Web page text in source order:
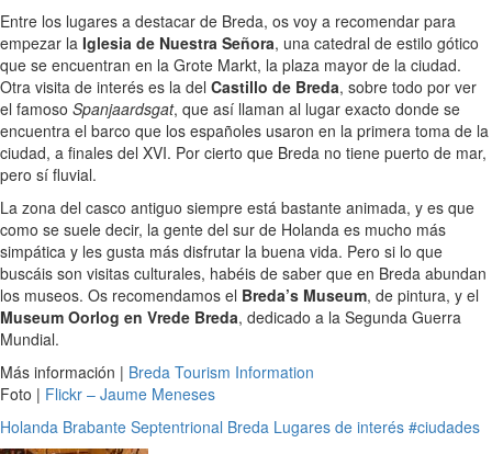
Entre los lugares a destacar de Breda, os voy a recomendar para
empezar la Iglesia de Nuestra Señora, una catedral de estilo gótico
que se encuentran en la Grote Markt, la plaza mayor de la ciudad.
Otra visita de interés es la del Castillo de Breda, sobre todo por ver
el famoso Spanjaardsgat, que así llaman al lugar exacto donde se
encuentra el barco que los españoles usaron en la primera toma de la
ciudad, a finales del XVI. Por cierto que Breda no tiene puerto de mar,
pero sí fluvial.
La zona del casco antiguo siempre está bastante animada, y es que
como se suele decir, la gente del sur de Holanda es mucho más
simpática y les gusta más disfrutar la buena vida. Pero si lo que
buscáis son visitas culturales, habéis de saber que en Breda abundan
los museos. Os recomendamos el Breda’s Museum, de pintura, y el
Museum Oorlog en Vrede Breda, dedicado a la Segunda Guerra
Mundial.
Más información | Breda Tourism Information
Foto | Flickr – Jaume Meneses
Holanda Brabante Septentrional Breda Lugares de interés #ciudades